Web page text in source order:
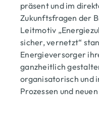
präsent und im
Zukunftsfragen der
Leitmotiv
sicher, vernetzt“
Energieversorger
ganzheitlich
organisatorisch und
Prozessen und